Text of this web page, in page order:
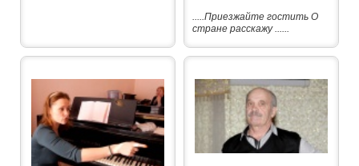
.....Приезжайте гостить О
стране расскажу ......